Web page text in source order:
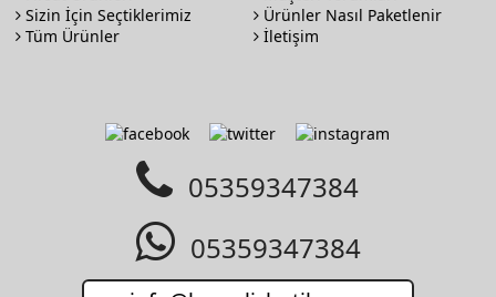
Sizin İçin Seçtiklerimiz
Tüm Ürünler
Ürünler Nasıl Paketlenir
İletişim
05359347384
05359347384